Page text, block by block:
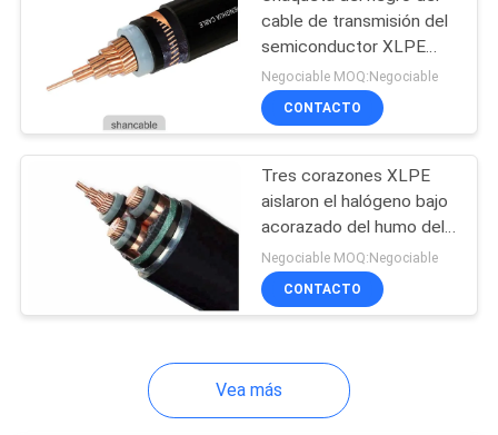
cable liado antena
Cable forrado
cable de transmisión del
semiconductor XLPE
ignífuga para poner
dentro
Negociable MOQ:Negociable
CONTACTO
Tres corazones XLPE
aislaron el halógeno bajo
acorazado del humo del
cable de transmisión de
STA - poliolefina ignífuga
libre forrada
Negociable MOQ:Negociable
CONTACTO
Vea más